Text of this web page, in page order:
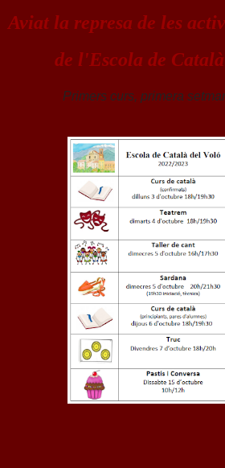
Aviat la represa de les
de l'Escola de
Primers curs, primera